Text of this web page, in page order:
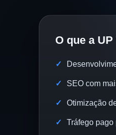
O que a
SEO com
Otimização
Tráfego